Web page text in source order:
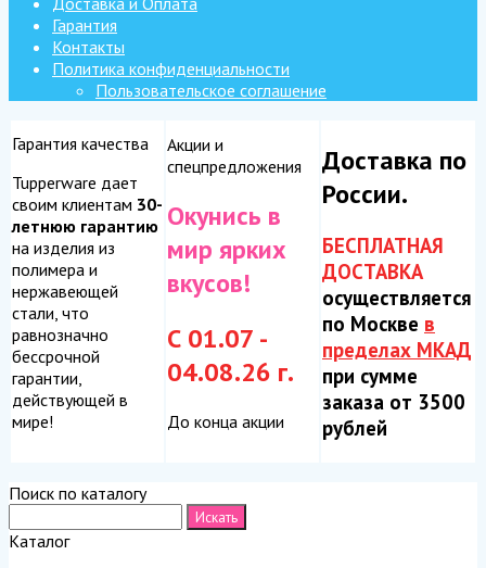
Гарантия
Контакты
Политика конфиденциальности
Пользовательское соглашение
Гарантия качества
Tupperware дает
своим клиентам 30-
летнюю гарантию
на изделия из
полимера и
нержавеющей
стали, что
равнозначно
бессрочной
гарантии,
действующей в
мире!
Акции и
спецпредложения
Окунись в
мир ярких
вкусов!
С 01.07 -
04.08.26 г.
До конца акции
Доставка по
России.
БЕСПЛАТНАЯ
ДОСТАВКА
осуществляется
по Москве в
пределах МКАД
при сумме
заказа от 3500
рублей
Поиск по каталогу
Каталог